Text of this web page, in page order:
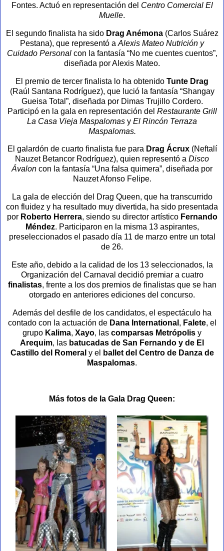
Fontes. Actuó en representación del Centro Comercial El
Muelle.
El segundo finalista ha sido Drag Anémona(Carlos Suárez
Pestana), que representó a Alexis Mateo Nutrición y
Cuidado Personal con la fantasía “No me cuentes cuentos”,
diseñada por Alexis Mateo.
El premio de tercer finalista lo ha obtenido Tunte Drag
(Raúl Santana Rodríguez), que lució la fantasía “Shangay
Gueisa Total”, diseñada por Dimas Trujillo Cordero.
Participó en la gala en representación del Restaurante Grill
La Casa Vieja Maspalomas y El Rincón Terraza
Maspalomas.
El galardón de cuarto finalista fue para Drag Ácrux(Neftalí
Nauzet Betancor Rodríguez), quien representó a Disco
Ávalon con la fantasía “Una falsa quimera”, diseñada por
Nauzet Afonso Felipe.
La gala de elección del Drag Queen, que ha transcurrido
con fluidez y ha resultado muy divertida, ha sido presentada
por Roberto Herrera, siendo su director artístico Fernando
Méndez. Participaron en la misma 13 aspirantes,
preseleccionados el pasado día 11 de marzo entre un total
de 26.
Este año, debido a la calidad de los 13 seleccionados, la
Organización del Carnaval decidió premiar a cuatro
finalistas, frente a los dos premios de finalistas que se han
otorgado en anteriores ediciones del concurso.
Además del desfile de los candidatos, el espectáculo ha
contado con la actuación de Dana International , Falete, el
grupo Kalima, Xayo, las comparsas Metrópolis y
Arequim, las batucadas de San Fernando y de El
Castillo del Romeral y el
ballet del Centro de Danza de
Maspalomas.
Más fotos de la Gala Drag Queen: